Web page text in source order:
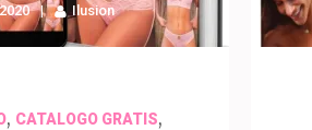
Ilusion
, CATALOGO GRATIS,